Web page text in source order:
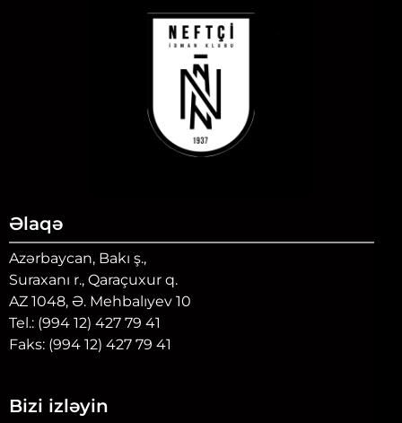
Əlaqə
Azərbaycan, Bakı ş.,
Suraxanı r., Qaraçuxur q.
AZ 1048, Ə. Mehbalıyev 10
Tel.: (994 12) 427 79 41
Faks: (994 12) 427 79 41
Bizi izləyin